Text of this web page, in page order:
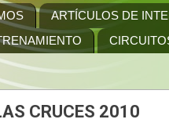
ARTÍCULOS DE
CRUCES 2010